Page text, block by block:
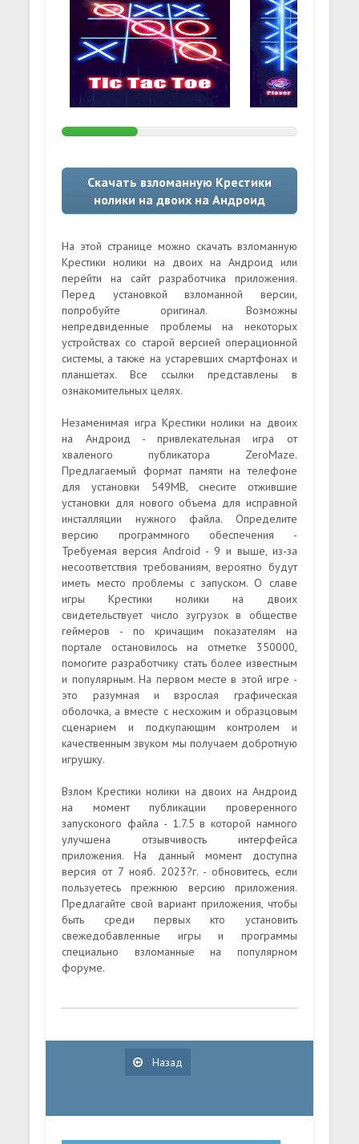
Скачать взломанную Крестики
нолики на двоих на Андроид
На этой странице можно скачать взломанную
Крестики нолики на двоих на Андроид или
перейти на сайт разработчика приложения.
Перед установкой взломанной версии,
попробуйте оригинал. Возможны
непредвиденные проблемы на некоторых
устройствах со старой версией операционной
системы, а также на устаревших смартфонах и
планшетах. Все ссылки представлены в
ознакомительных целях.
Незаменимая игра Крестики нолики на двоих
на Андроид - привлекательная игра от
хваленого публикатора ZeroMaze.
Предлагаемый формат памяти на телефоне
для установки 549MB, снесите отжившие
установки для нового объема для исправной
инсталляции нужного файла. Определите
версию программного обеспечения -
Требуемая версия Android - 9 и выше, из-за
несоответствия требованиям, вероятно будут
иметь место проблемы с запуском. О славе
игры Крестики нолики на двоих
свидетельствует число зугрузок в обществе
геймеров - по кричащим показателям на
портале остановилось на отметке 350000,
помогите разработчику стать более известным
и популярным. На первом месте в этой игре -
это разумная и взрослая графическая
оболочка, а вместе с несхожим и образцовым
сценарием и подкупающим контролем и
качественным звуком мы получаем добротную
игрушку.
Взлом Крестики нолики на двоих на Андроид
на момент публикации проверенного
запусконого файла - 1.7.5 в которой намного
улучшена отзывчивость интерфейса
приложения. На данный момент доступна
версия от 7 нояб. 2023?г. - обновитесь, если
пользуетесь прежнюю версию приложения.
Предлагайте свой вариант приложения, чтобы
быть среди первых кто установить
свежедобавленные игры и программы
специально взломанные на популярном
форуме.
Назад